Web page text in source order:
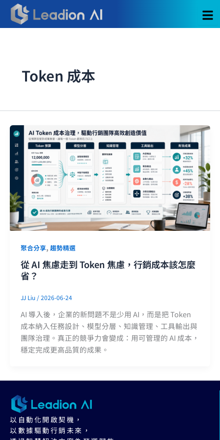
主
Token 成本
聚合分享, 趨勢精選
從 AI 焦慮走到 Token 焦慮，行銷成本該怎麼
省？
JJ Liu /2026-06-24
AI 導入後，企業的新問題不是少用 AI，而是把 Token
成本納入任務設計、模型分層、知識管理、工具輸出與
團隊治理。真正的競爭力會變成：用可管理的 AI 成本，
穩定完成更高品質的成果。
以自動化開啟契機，
以數據驅動行銷未來，